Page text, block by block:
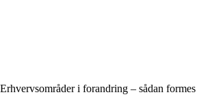
Erhvervsområder i forandring – sådan